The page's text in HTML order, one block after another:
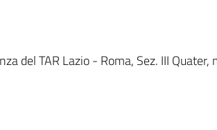
del TAR Lazio - Roma, Sez. III